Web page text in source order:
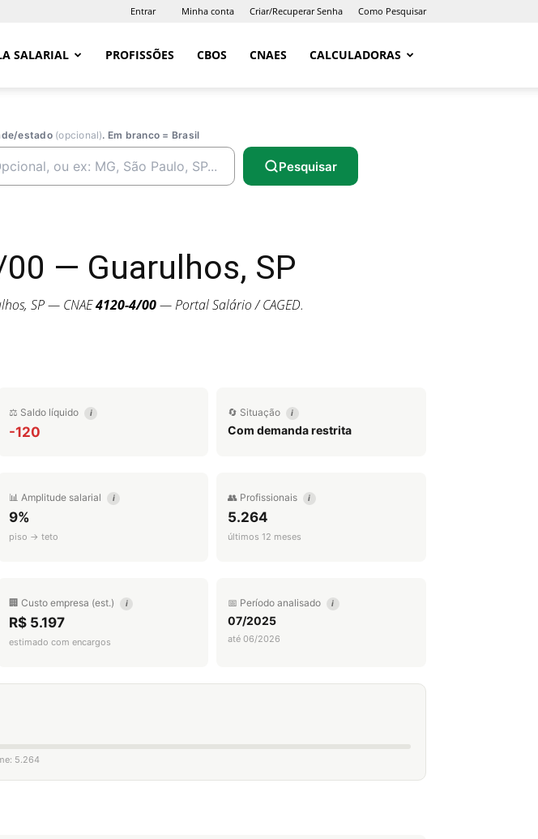
Entrar Minha conta Criar/Recuperar Senha Como Pesquisar
SALARIAL PROFISSÕES CBOS CNAES CALCULADORAS
estado (opcional). Em branco = Brasil
Pesquisar
— Guarulhos, SP
SP — CNAE4120-4/00— Portal Salário / CAGED.
⚖️ Saldo líquido i
-120
🔄 Situação i
Com demanda restrita
📊 Amplitude salarial i
9%
piso → teto
👥 Profissionais i
5.264
últimos 12 meses
🏢 Custo empresa (est.) i
R$ 5.197
estimado com encargos
📅 Período analisado i
07/2025
até 06/2026
5.264